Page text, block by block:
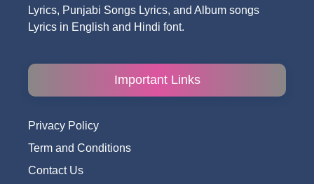
Lyrics, Punjabi Songs Lyrics, and Album songs
Lyrics in English and Hindi font.
Important Links
Privacy Policy
Term and Conditions
Contact Us